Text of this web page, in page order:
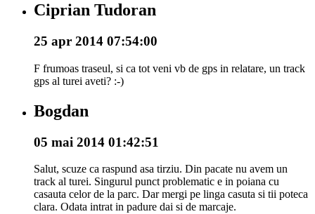
Ciprian Tudoran
25 apr 2014 07:54:00
F frumoas traseul, si ca tot veni vb de gps in relatare, un track
gps al turei aveti? :-)
Bogdan
05 mai 2014 01:42:51
Salut, scuze ca raspund asa tirziu. Din pacate nu avem un
track al turei. Singurul punct problematic e in poiana cu
casauta celor de la parc. Dar mergi pe linga casuta si tii poteca
clara. Odata intrat in padure dai si de marcaje.